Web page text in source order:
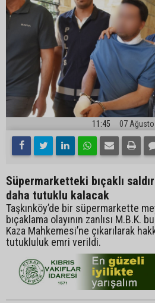
11:45 07
Süpermarketteki bıçaklı
daha tutuklu kalacak
Taşkınköy’de bir süpermarkette
bıçaklama olayının zanlısı M.B.K.
Kaza Mahkemesi’ne çıkarılarak
tutukluluk emri verildi.